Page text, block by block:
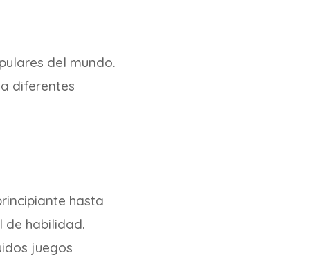
del mundo.
diferentes
hasta
de habilidad.
juegos